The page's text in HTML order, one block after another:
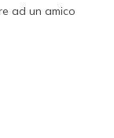
ad un amico